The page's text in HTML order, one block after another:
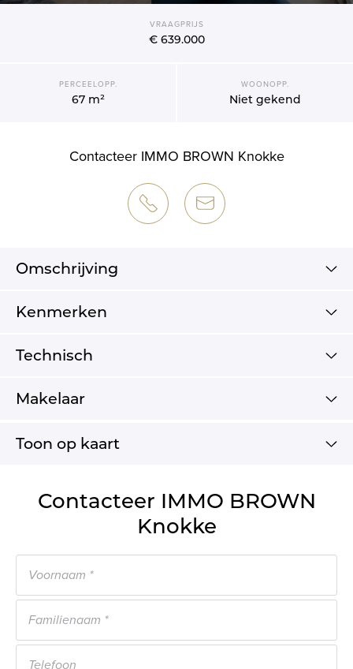
VRAAGPRIJS
€ 639.000
PERCEELOPP.
67 m²
WOONOPP.
Niet gekend
Contacteer IMMO BROWN Knokke
Omschrijving
Kenmerken
Technisch
Makelaar
Toon op kaart
Contacteer IMMO BROWN
Knokke